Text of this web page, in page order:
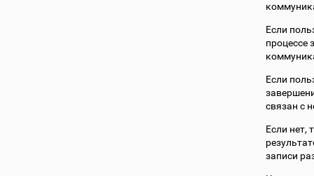
Если
процессе
Если
связан с
Если нет,
записи